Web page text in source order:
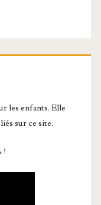
les enfants. Elle
sur ce site.
!